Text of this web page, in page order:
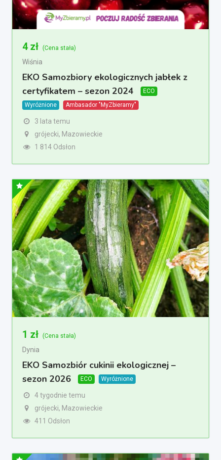
4 zł (Cena stała)
Wiśnia
EKO Samozbiory ekologicznych jabłek z
certyfikatem – sezon 2024
ECO
Wyróżnione
Ambasador "MyZbieramy"
3 lata temu
grójecki, Mazowieckie
1 814 Odsłon
1 zł (Cena stała)
Dynia
EKO Samozbiór cukinii ekologicznej –
sezon 2026
ECO Wyróżnione
4 tygodnie temu
grójecki, Mazowieckie
411 Odsłon